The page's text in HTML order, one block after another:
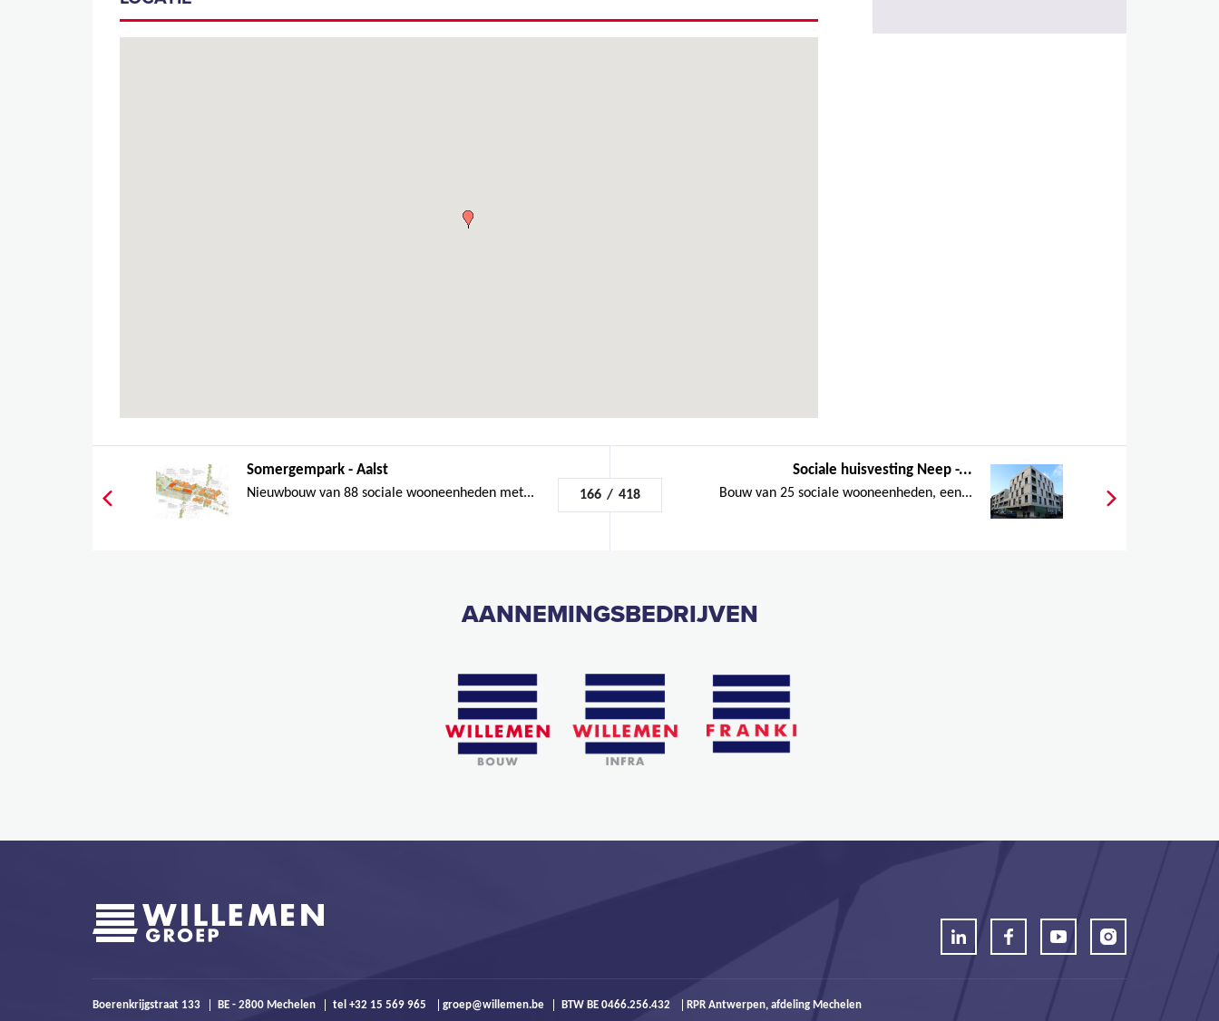
Somergempark - Aalst
Nieuwbouw van 88 sociale wooneenheden met... 166 / 418
Sociale huisvesting Neep -...
Bouw van 25 sociale wooneenheden, een...
AANNEMINGSBEDRIJVEN
Boerenkrijgstraat 133 BE - 2800 Mechelen tel +32 15 569 965 groep@willemen.be BTW BE 0466.256.432 RPR Antwerpen, afdeling Mechelen